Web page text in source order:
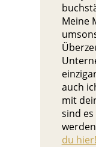
Meine
auch
mit
sind
du hier!